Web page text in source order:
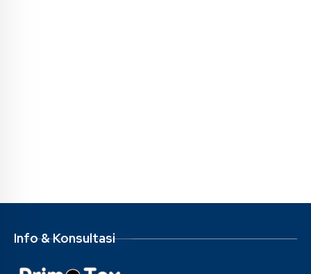
Info & Konsultasi